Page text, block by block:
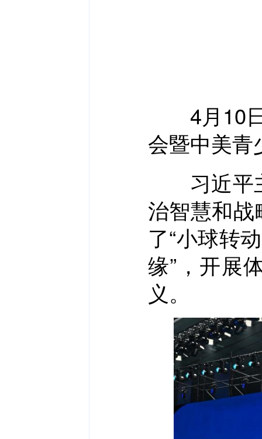
4月10日
会暨中美青
习近平主
治智慧和
了“小球转
缘”，开展
义。